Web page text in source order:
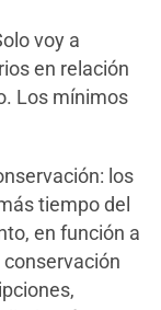
voy a
en relación
Los mínimos
los
tiempo del
en función a